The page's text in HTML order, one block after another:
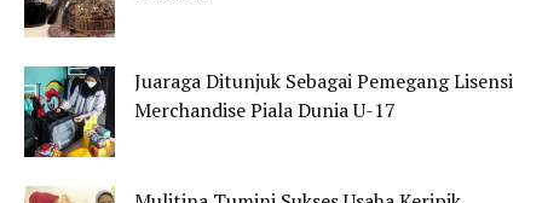
Juaraga Ditunjuk Sebagai Pemegang Lisensi
Merchandise Piala Dunia U-17